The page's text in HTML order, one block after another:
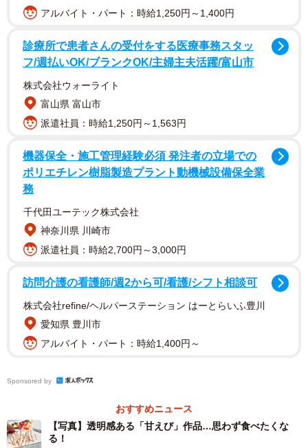
予定のないGWを丸ごと充てたとは言え、ここまでの作品を
作り出すにはかなりの労力を要したことでしょう。今回は
はらぺこ文鳥さんに甘えび製作の裏側に迫るべく、様々な
お話を伺いました。
アルバイト・パート：時給1,250円～1,400円
診療所で患者さんの受付をする医療事務スタッ
フ/週払いOK/ブランクOK/主婦主夫活躍/富山市
株式会社ウォーライト
富山県 富山市
派遣社員：時給1,250円～1,563円
機器保全・施工管理経験必須 発注者の立場での
ポリエチレン樹脂製造プラント動機械設備保全業
務
千代田ユーテック株式会社
神奈川県 川崎市
派遣社員：時給2,700円～3,000円
訪問介護の看護師/週2から可/看護/シフト相談可
株式会社refine/ヘルパーステーション はーとらいふ豊川
愛知県 豊川市
アルバイト・パート：時給1,400円～
Sponsored by
おすすめニュース
【写真】透明感ある「甘えび」作品…思わず食べたくな
る！